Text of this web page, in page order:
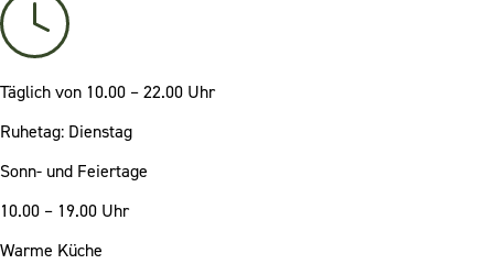
Täglich von 10.00 – 22.00 Uhr
Ruhetag: Dienstag
Sonn- und Feiertage
10.00 – 19.00 Uhr
Warme Küche